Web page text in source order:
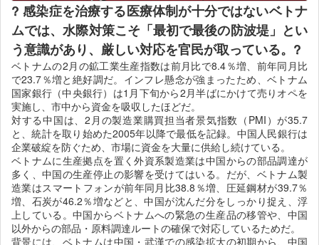
? 感染症を治療する医療体制が十分ではないベトナ
ムでは、水際対策こそ「最初で最後の防波堤」とい
う意識があり、厳しい対応を官民が取っている。?
ベトナムの2月の鉱工業生産指数は前月比で8.4％増、前年同月比
で23.7％増と絶好調だ。インフレ懸念が強まったため、ベトナム
国家銀行（中央銀行）は1月下旬から2月半ばにかけて売りオペを
実施し、市中から資金を吸収したほどだ。
対する中国は、2月の製造業購買担当者景気指数（PMI）が35.7
と、統計を取り始めた2005年以降で最低を記録。中国人民銀行は
企業破綻を防ぐため、市場に資金を大量に供給し続けている。
ベトナムに生産拠点を置く外資系製造業は中国からの部品調達が
多く、中国の生産停止の影響を受けてはいる。だが、ベトナム製
造業はスマートフォンが前年同月比38.8％増、圧延鋼材が39.7％
増、石炭が46.2％増などと、中国が沈んだ分をしっかり捉え、浮
上している。中国からベトナムへの緊急の生産品の移管や、中国
以外からの部品・原料調達ルートの確保で対応しているためだ。
背景には、ベトナムは中国・武漢での感染拡大の初期から、中国